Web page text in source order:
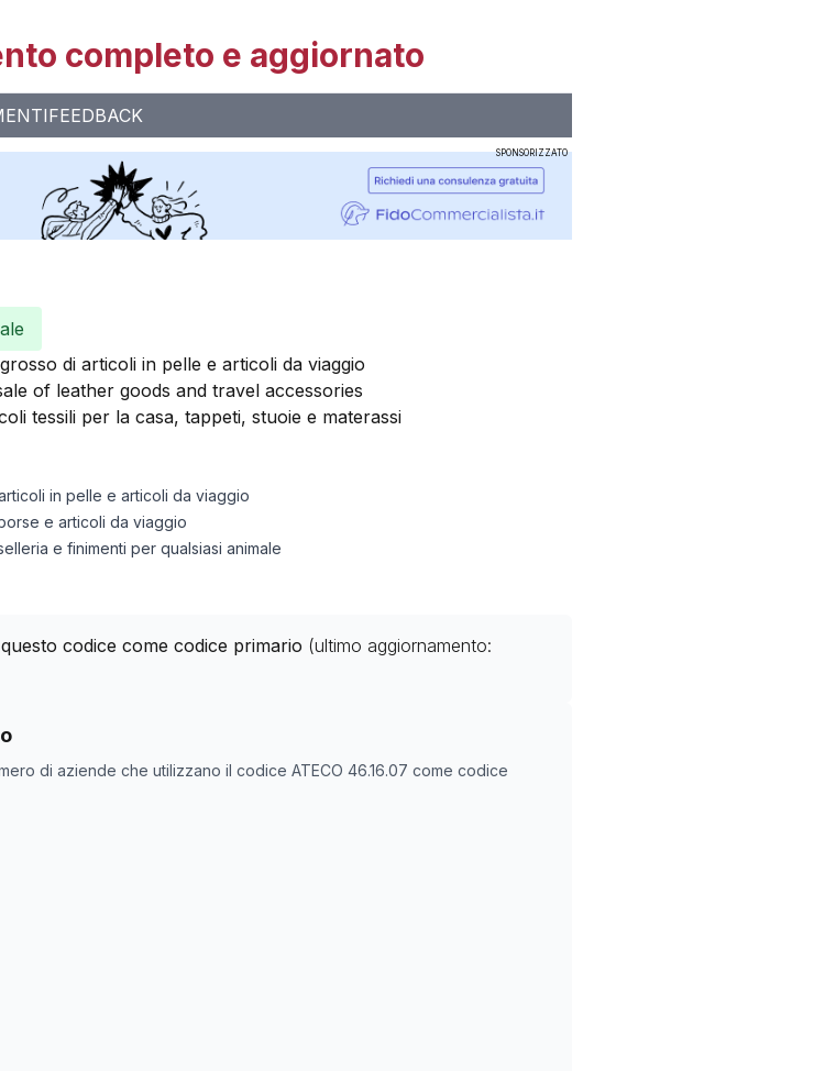
completo e aggiornato
FEEDBACK
SPONSORIZZATO
di articoli in pelle e articoli da viaggio
of leather goods and travel accessories
tessili per la casa, tappeti, stuoie e materassi
in pelle e articoli da viaggio
e articoli da viaggio
e finimenti per qualsiasi animale
codice come codice primario (ultimo aggiornamento:
di aziende che utilizzano il codice ATECO 46.16.07 come codice
Numero aziende